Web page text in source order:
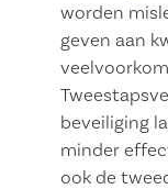
worden
geven aan
beveiliging
minder
ook de